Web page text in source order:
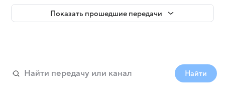
Показать прошедшие передачи
Найти